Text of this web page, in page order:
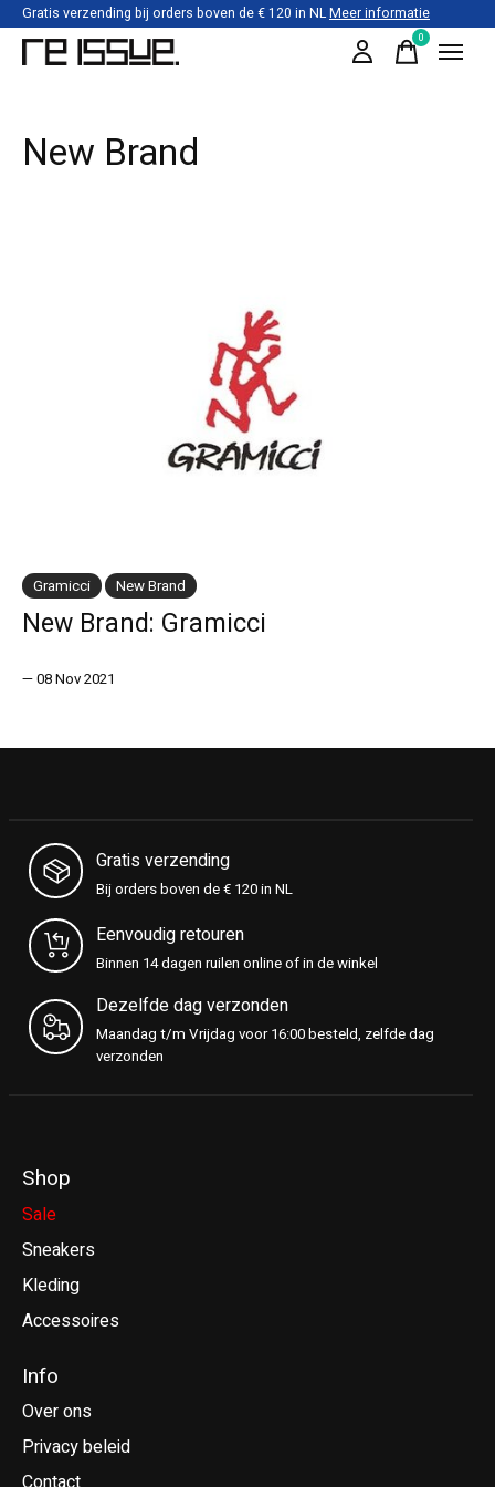
Gratis verzending bij orders boven de € 120 in NLMeer informatie
0items
New Brand
Gramicci New Brand
New Brand: Gramicci
—08 Nov 2021
Gratis verzending
Bij orders boven de € 120 in NL
Eenvoudig retouren
Binnen 14 dagen ruilen online of in de winkel
Dezelfde dag verzonden
Maandag t/m Vrijdag voor 16:00 besteld, zelfde dag
verzonden
Shop
Sale
Sneakers
Kleding
Accessoires
Info
Over ons
Privacy beleid